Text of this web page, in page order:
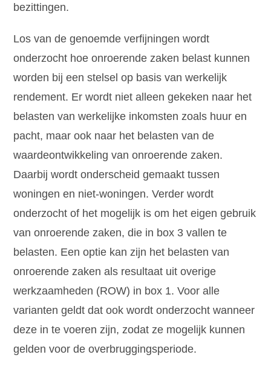
bezittingen.
Los van de genoemde verfijningen wordt
onderzocht hoe onroerende zaken belast kunnen
worden bij een stelsel op basis van werkelijk
rendement. Er wordt niet alleen gekeken naar het
belasten van werkelijke inkomsten zoals huur en
pacht, maar ook naar het belasten van de
waardeontwikkeling van onroerende zaken.
Daarbij wordt onderscheid gemaakt tussen
woningen en niet-woningen. Verder wordt
onderzocht of het mogelijk is om het eigen gebruik
van onroerende zaken, die in box 3 vallen te
belasten. Een optie kan zijn het belasten van
onroerende zaken als resultaat uit overige
werkzaamheden (ROW) in box 1. Voor alle
varianten geldt dat ook wordt onderzocht wanneer
deze in te voeren zijn, zodat ze mogelijk kunnen
gelden voor de overbruggingsperiode.